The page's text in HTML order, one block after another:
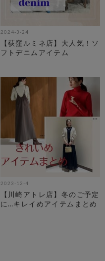
2024-3-24
【荻窪ルミネ店】大人気！ソ
フトデニムアイテム
2023-12-4
【川崎アトレ店】冬のご予定
に…キレイめアイテムまとめ